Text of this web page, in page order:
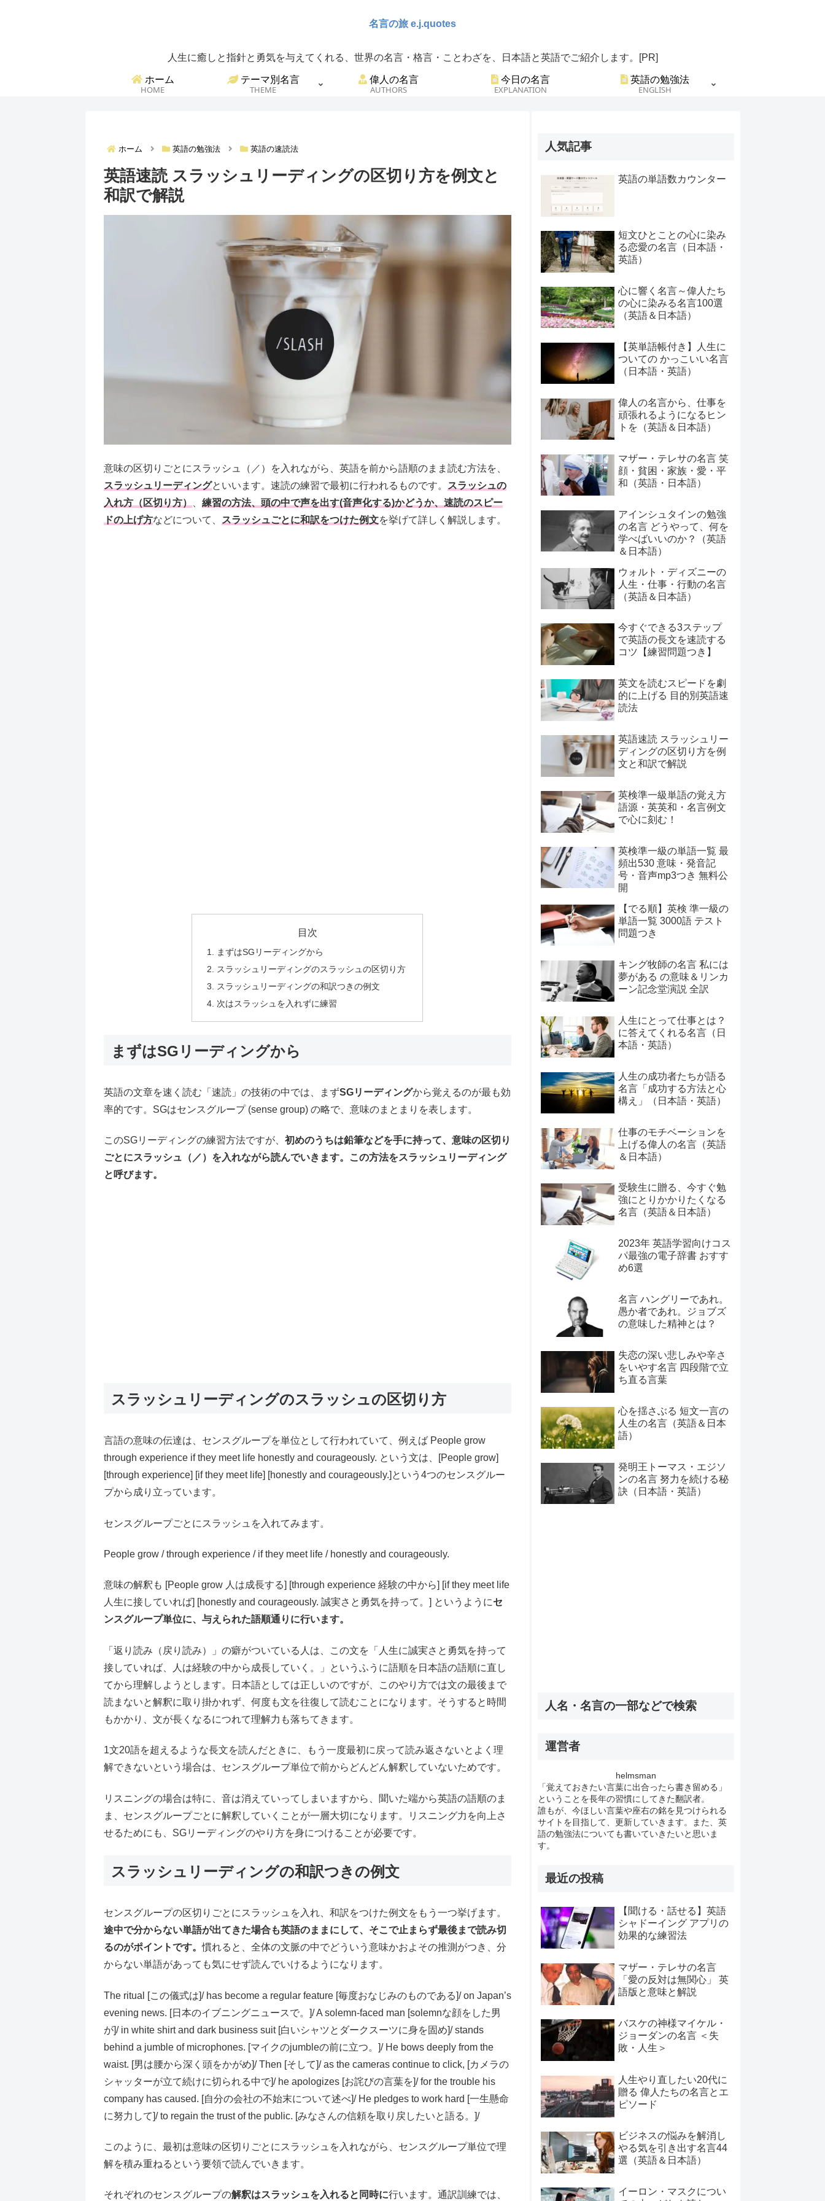
人生に癒しと指針と勇気を与えてくれる、世界の名言・格言・ことわざを、日本語と英語でご紹介します。[PR]
ホーム
HOME
テーマ別名言
THEME
偉人の名言
AUTHORS
今日の名言
EXPLANATION
英語の勉強法
ENGLISH
ホーム 英語の勉強法 英語の速読法
英語速読 スラッシュリーディングの区切り方を例文と
和訳で解説
意味の区切りごとにスラッシュ（／）を入れながら、英語を前から語順のまま読む方法を、
スラッシュリーディングといいます。速読の練習で最初に行われるものです。
スラッシュの
入れ方（区切り方）
練習の方法、頭の中で声を出す(音声化する)かどうか、速読のスピー
ドの上げ方などについて、 スラッシュごとに和訳をつけた例文を挙げて詳しく解説します。
目次
まずはSGリーディングから
スラッシュリーディングのスラッシュの区切り方
スラッシュリーディングの和訳つきの例文
次はスラッシュを入れずに練習
まずはSGリーディングから
英語の文章を速く読む「速読」の技術の中では、まずSGリーディングから覚えるのが最も効
率的です。SGはセンスグループ (sense group) の略で、意味のまとまりを表します。
このSGリーディングの練習方法ですが、 初めのうちは鉛筆などを手に持って、意味の区切り
ごとにスラッシュ（／）を入れながら読んでいきます。この方法をスラッシュリーディング
と呼びます。
スラッシュリーディングのスラッシュの区切り方
言語の意味の伝達は、センスグループを単位として行われていて、例えば People grow
through experience if they meet life honestly and courageously. という文は、[People grow]
[through experience] [if they meet life] [honestly and courageously.]という4つのセンスグルー
プから成り立っています。
センスグループごとにスラッシュを入れてみます。
People grow / through experience / if they meet life / honestly and courageously.
意味の解釈も [People grow 人は成長する] [through experience 経験の中から] [if they meet life
人生に接していれば] [honestly and courageously. 誠実さと勇気を持って。] というようにセ
ンスグループ単位に、与えられた語順通りに行います。
「返り読み（戻り読み）」の癖がついている人は、この文を「人生に誠実さと勇気を持って
接していれば、人は経験の中から成長していく。」というふうに語順を日本語の語順に直し
てから理解しようとします。日本語としては正しいのですが、このやり方では文の最後まで
読まないと解釈に取り掛かれず、何度も文を往復して読むことになります。そうすると時間
もかかり、文が長くなるにつれて理解力も落ちてきます。
1文20語を超えるような長文を読んだときに、もう一度最初に戻って読み返さないとよく理
解できないという場合は、センスグループ単位で前からどんどん解釈していないためです。
リスニングの場合は特に、音は消えていってしまいますから、聞いた端から英語の語順のま
ま、センスグループごとに解釈していくことが一層大切になります。リスニング力を向上さ
せるためにも、SGリーディングのやり方を身につけることが必要です。
スラッシュリーディングの和訳つきの例文
センスグループの区切りごとにスラッシュを入れ、和訳をつけた例文をもう一つ挙げます。
途中で分からない単語が出てきた場合も英語のままにして、そこで止まらず最後まで読み切
るのがポイントです。慣れると、全体の文脈の中でどういう意味かおよその推測がつき、分
からない単語があっても気にせず読んでいけるようになります。
The ritual [この儀式は]/ has become a regular feature [毎度おなじみのものである]/ on Japan’s
evening news. [日本のイブニングニュースで。]/ A solemn-faced man [solemnな顔をした男
が]/ in white shirt and dark business suit [白いシャツとダークスーツに身を固め]/ stands
behind a jumble of microphones. [マイクのjumbleの前に立つ。]/ He bows deeply from the
waist. [男は腰から深く頭をかがめ]/ Then [そして]/ as the cameras continue to click, [カメラの
シャッターが立て続けに切られる中で]/ he apologizes [お詫びの言葉を]/ for the trouble his
company has caused. [自分の会社の不始末について述べ]/ He pledges to work hard [一生懸命
に努力して]/ to regain the trust of the public. [みなさんの信頼を取り戻したいと語る。]/
このように、最初は意味の区切りごとにスラッシュを入れながら、センスグループ単位で理
解を積み重ねるという要領で読んでいきます。
それぞれのセンスグループの解釈はスラッシュを入れると同時に行います。通訳訓練では、
人気記事
英語の単語数カウンター
短文ひとことの心に染み
る恋愛の名言（日本語・
英語）
心に響く名言～偉人たち
の心に染みる名言100選
（英語＆日本語）
【英単語帳付き】人生に
ついての かっこいい名言
（日本語・英語）
偉人の名言から、仕事を
頑張れるようになるヒン
トを（英語＆日本語）
マザー・テレサの名言 笑
顔・貧困・家族・愛・平
和（英語・日本語）
アインシュタインの勉強
の名言 どうやって、何を
学べばいいのか？（英語
＆日本語）
ウォルト・ディズニーの
人生・仕事・行動の名言
（英語＆日本語）
今すぐできる3ステップ
で英語の長文を速読する
コツ【練習問題つき】
英文を読むスピードを劇
的に上げる 目的別英語速
読法
英語速読 スラッシュリー
ディングの区切り方を例
文と和訳で解説
英検準一級単語の覚え方
語源・英英和・名言例文
で心に刻む！
英検準一級の単語一覧 最
頻出530 意味・発音記
号・音声mp3つき 無料公
開
【でる順】英検 準一級の
単語一覧 3000語 テスト
問題つき
キング牧師の名言 私には
夢がある の意味＆リンカ
ーン記念堂演説 全訳
人生にとって仕事とは？
に答えてくれる名言（日
本語・英語）
人生の成功者たちが語る
名言「成功する方法と心
構え」（日本語・英語）
仕事のモチベーションを
上げる偉人の名言（英語
＆日本語）
受験生に贈る、今すぐ勉
強にとりかかりたくなる
名言（英語＆日本語）
2023年 英語学習向けコス
パ最強の電子辞書 おすす
め6選
名言 ハングリーであれ。
愚か者であれ。ジョブズ
の意味した精神とは？
失恋の深い悲しみや辛さ
をいやす名言 四段階で立
ち直る言葉
心を揺さぶる 短文一言の
人生の名言（英語＆日本
語）
発明王トーマス・エジソ
ンの名言 努力を続ける秘
訣（日本語・英語）
人名・名言の一部などで検索
運営者
helmsman
「覚えておきたい言葉に出合ったら書き留める」
ということを長年の習慣にしてきた翻訳者。
誰もが、今ほしい言葉や座右の銘を見つけられる
サイトを目指して、更新していきます。また、英
語の勉強法についても書いていきたいと思いま
す。
最近の投稿
【聞ける・話せる】英語
シャドーイング アプリの
効果的な練習法
マザー・テレサの名言
「愛の反対は無関心」 英
語版と意味と解説
バスケの神様マイケル・
ジョーダンの名言 ＜失
敗・人生＞
人生やり直したい20代に
贈る 偉人たちの名言とエ
ピソード
ビジネスの悩みを解消し
やる気を引き出す名言44
選（英語＆日本語）
イーロン・マスクについ